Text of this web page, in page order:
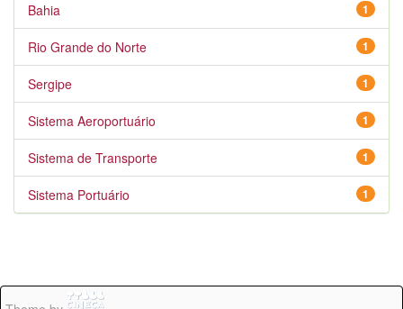
1
Bahia
1
Rio Grande do Norte
1
Sergipe
1
Sistema Aeroportuário
1
Sistema de Transporte
1
Sistema Portuário